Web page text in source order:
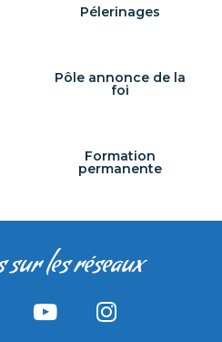
Pélerinages
Pôle annonce de la
foi
Formation
permanente
les réseaux